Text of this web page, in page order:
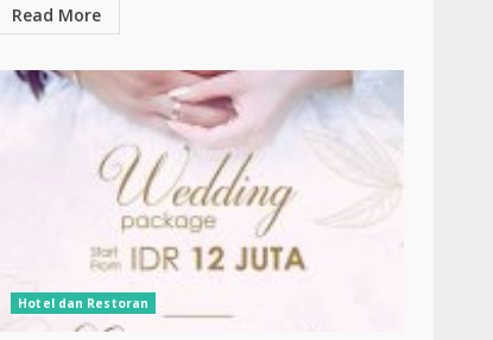
Read More
Hotel dan Restoran